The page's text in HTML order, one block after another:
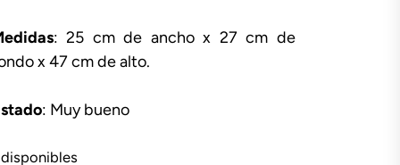
: 25 cm de ancho x 27 cm de
x 47 cm de alto.
: Muy bueno
disponibles